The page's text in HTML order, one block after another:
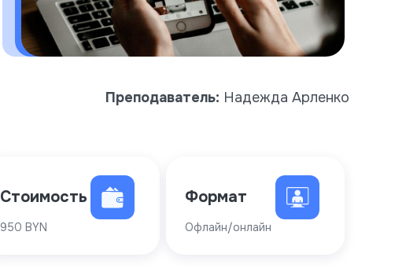
Стоимость
950 BYN
Формат
Офлайн/онлайн
Преподаватель: Надежда Арленко